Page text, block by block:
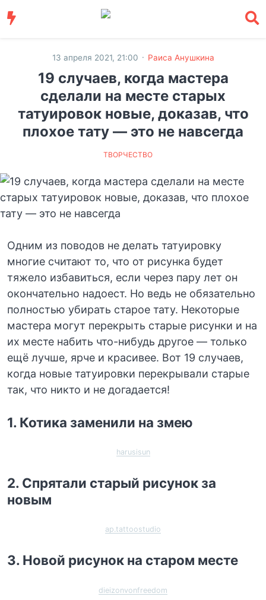
13 апреля 2021, 21:00 · Раиса Анушкина
19 случаев, когда мастера
сделали на месте старых
татуировок новые, доказав, что
плохое тату — это не навсегда
ТВОРЧЕСТВО
Одним из поводов не делать татуировку
многие считают то, что от рисунка будет
тяжело избавиться, если через пару лет он
окончательно надоест. Но ведь не обязательно
полностью убирать старое тату. Некоторые
мастера могут перекрыть старые рисунки и на
их месте набить что-нибудь другое — только
ещё лучше, ярче и красивее. Вот 19 случаев,
когда новые татуировки перекрывали старые
так, что никто и не догадается!
1. Котика заменили на змею
harusisun
2. Спрятали старый рисунок за
новым
ap.tattoostudio
3. Новой рисунок на старом месте
dieizonvonfreedom